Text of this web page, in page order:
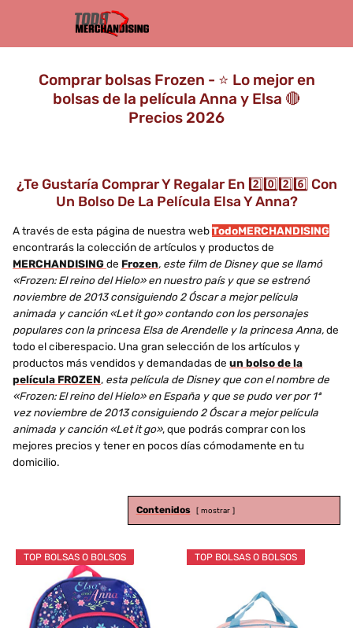
Comprar bolsas Frozen - ⭐️ Lo mejor en
bolsas de la película Anna y Elsa 🔴
Precios 2026
¿Te Gustaría Comprar Y Regalar En 2️⃣0️⃣2️⃣6️⃣ Con
Un Bolso De La Película Elsa Y Anna?
A través de esta página de nuestra webTodoMERCHANDISING
encontrarás la colección de artículos y productos de
MERCHANDISINGde Frozen, este film de Disney que se llamó
«Frozen: El reino del Hielo» en nuestro país y que se estrenó
noviembre de 2013 consiguiendo 2 Óscar a mejor película
animada y canción «Let it go» contando con los personajes
populares con la princesa Elsa de Arendelle y la princesa Anna,de
todo el ciberespacio. Una gran selección de los artículos y
productos más vendidos y demandadas de un bolso de la
película FROZEN, esta película de Disney que con el nombre de
«Frozen: El reino del Hielo» en España y que se pudo ver por 1ª
vez noviembre de 2013 consiguiendo 2 Óscar a mejor película
animada y canción «Let it go», que podrás comprar con los
mejores precios y tener en pocos días cómodamente en tu
domicilio.
Contenidos mostrar
TOP BOLSAS O BOLSOS TOP BOLSAS O BOLSOS